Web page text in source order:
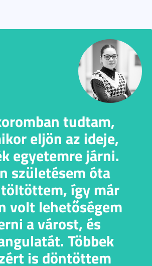
tudtam,
eljön az ideje,
egyetemre járni.
születésem óta
így már
volt lehetőségem
a várost, és
Többek
is döntöttem